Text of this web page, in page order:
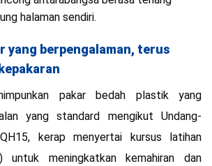
halaman sendiri.
yang berpengalaman, terus
pakar bedah plastik yang
yang standard mengikut Undang-
kerap menyertai kursus latihan
untuk meningkatkan kemahiran dan